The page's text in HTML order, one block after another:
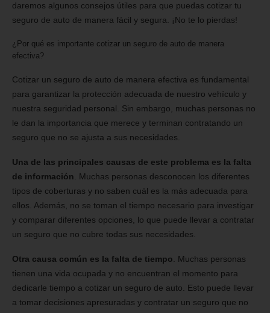
daremos algunos consejos útiles para que puedas cotizar tu
seguro de auto de manera fácil y segura. ¡No te lo pierdas!
¿Por qué es importante cotizar un seguro de auto de manera
efectiva?
Cotizar un seguro de auto de manera efectiva es fundamental
para garantizar la protección adecuada de nuestro vehículo y
nuestra seguridad personal. Sin embargo, muchas personas no
le dan la importancia que merece y terminan contratando un
seguro que no se ajusta a sus necesidades.
Una de las principales causas de este problema es la falta
de información . Muchas personas desconocen los diferentes
tipos de coberturas y no saben cuál es la más adecuada para
ellos. Además, no se toman el tiempo necesario para investigar
y comparar diferentes opciones, lo que puede llevar a contratar
un seguro que no cubre todas sus necesidades.
Otra causa común es la falta de tiempo . Muchas personas
tienen una vida ocupada y no encuentran el momento para
dedicarle tiempo a cotizar un seguro de auto. Esto puede llevar
a tomar decisiones apresuradas y contratar un seguro que no